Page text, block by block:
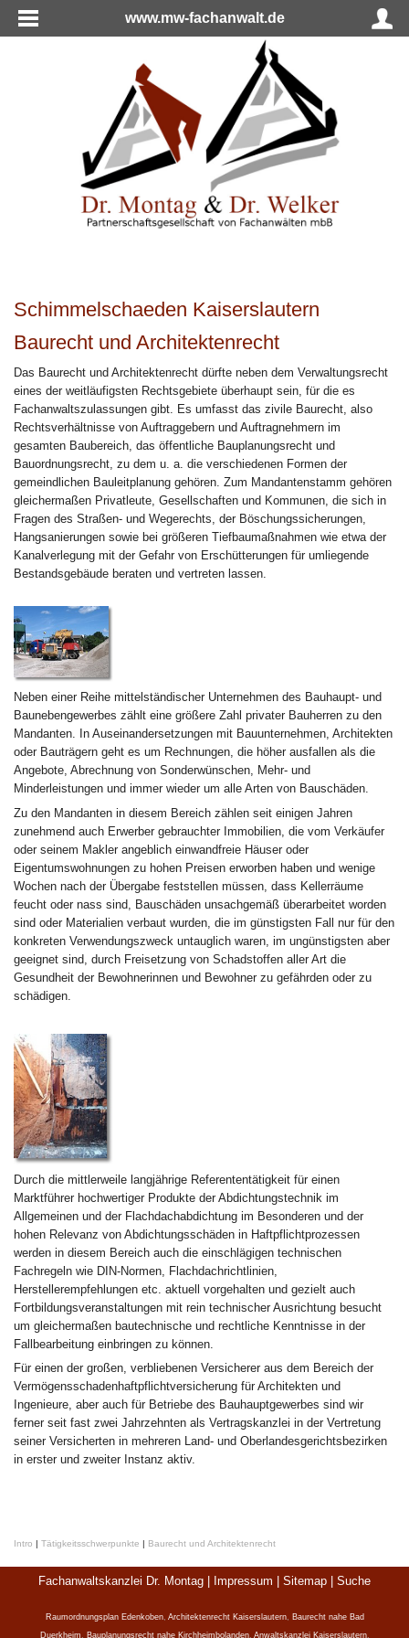
www.mw-fachanwalt.de
Schimmelschaeden Kaiserslautern
Baurecht und Architektenrecht
Das Baurecht und Architektenrecht dürfte neben dem Verwaltungsrecht
eines der weitläufigsten Rechtsgebiete überhaupt sein, für die es
Fachanwaltszulassungen gibt. Es umfasst das zivile Baurecht, also
Rechtsverhältnisse von Auftraggebern und Auftragnehmern im
gesamten Baubereich, das öffentliche Bauplanungsrecht und
Bauordnungsrecht, zu dem u. a. die verschiedenen Formen der
gemeindlichen Bauleitplanung gehören. Zum Mandantenstamm gehören
gleichermaßen Privatleute, Gesellschaften und Kommunen, die sich in
Fragen des Straßen- und Wegerechts, der Böschungssicherungen,
Hangsanierungen sowie bei größeren Tiefbaumaßnahmen wie etwa der
Kanalverlegung mit der Gefahr von Erschütterungen für umliegende
Bestandsgebäude beraten und vertreten lassen.
Neben einer Reihe mittelständischer Unternehmen des Bauhaupt- und
Baunebengewerbes zählt eine größere Zahl privater Bauherren zu den
Mandanten. In Auseinandersetzungen mit Bauunternehmen, Architekten
oder Bauträgern geht es um Rechnungen, die höher ausfallen als die
Angebote, Abrechnung von Sonderwünschen, Mehr- und
Minderleistungen und immer wieder um alle Arten von Bauschäden.
Zu den Mandanten in diesem Bereich zählen seit einigen Jahren
zunehmend auch Erwerber gebrauchter Immobilien, die vom Verkäufer
oder seinem Makler angeblich einwandfreie Häuser oder
Eigentumswohnungen zu hohen Preisen erworben haben und wenige
Wochen nach der Übergabe feststellen müssen, dass Kellerräume
feucht oder nass sind, Bauschäden unsachgemäß überarbeitet worden
sind oder Materialien verbaut wurden, die im günstigsten Fall nur für den
konkreten Verwendungszweck untauglich waren, im ungünstigsten aber
geeignet sind, durch Freisetzung von Schadstoffen aller Art die
Gesundheit der Bewohnerinnen und Bewohner zu gefährden oder zu
schädigen.
Durch die mittlerweile langjährige Referententätigkeit für einen
Marktführer hochwertiger Produkte der Abdichtungstechnik im
Allgemeinen und der Flachdachabdichtung im Besonderen und der
hohen Relevanz von Abdichtungsschäden in Haftpflichtprozessen
werden in diesem Bereich auch die einschlägigen technischen
Fachregeln wie DIN-Normen, Flachdachrichtlinien,
Herstellerempfehlungen etc. aktuell vorgehalten und gezielt auch
Fortbildungsveranstaltungen mit rein technischer Ausrichtung besucht
um gleichermaßen bautechnische und rechtliche Kenntnisse in der
Fallbearbeitung einbringen zu können.
Für einen der großen, verbliebenen Versicherer aus dem Bereich der
Vermögensschadenhaftpflichtversicherung für Architekten und
Ingenieure, aber auch für Betriebe des Bauhauptgewerbes sind wir
ferner seit fast zwei Jahrzehnten als Vertragskanzlei in der Vertretung
seiner Versicherten in mehreren Land- und Oberlandesgerichtsbezirken
in erster und zweiter Instanz aktiv.
Intro | Tätigkeitsschwerpunkte | Baurecht und Architektenrecht
Fachanwaltskanzlei Dr. Montag | Impressum Sitemap Suche
Raumordnungsplan Edenkoben, Architektenrecht Kaiserslautern, Baurecht nahe Bad
Duerkheim, Bauplanungsrecht nahe Kirchheimbolanden, Anwaltskanzlei Kaiserslautern,